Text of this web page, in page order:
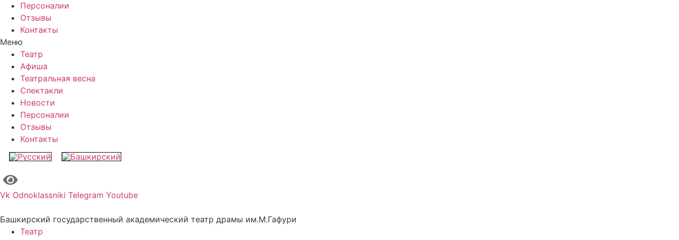
Персоналии
Отзывы
Контакты
Меню
Театр
Афиша
Театральная весна
Спектакли
Новости
Персоналии
Отзывы
Контакты
Vk Odnoklassniki Telegram Youtube
Башкирский государственный академический театр драмы им.М.Гафури
Театр